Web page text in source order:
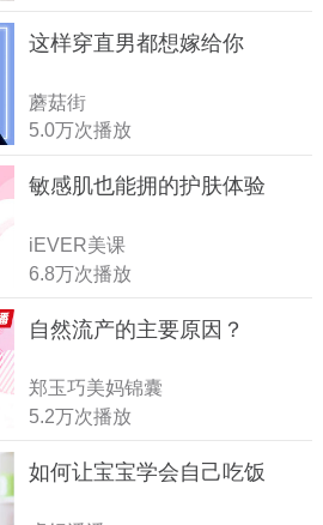
这样穿直男都想嫁给你
蘑菇街
5.0万次播放
敏感肌也能拥的护肤体验
iEVER美课
6.8万次播放
自然流产的主要原因？
郑玉巧美妈锦囊
5.2万次播放
如何让宝宝学会自己吃饭